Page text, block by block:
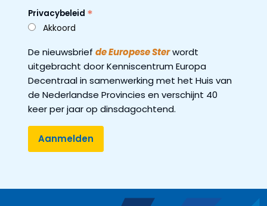
Privacybeleid *
Akkoord
De nieuwsbrief de Europese Sterwordt
uitgebracht door Kenniscentrum Europa
Decentraal in samenwerking met het Huis van
de Nederlandse Provincies en verschijnt 40
keer per jaar op dinsdagochtend.